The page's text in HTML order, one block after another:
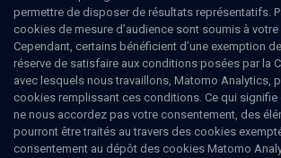
permettre de disposer de résultats représentatifs.
cookies de mesure d’audience sont soumis à
Cependant, certains bénéficient d’une exemption
réserve de satisfaire aux conditions posées par la
avec lesquels nous travaillons, Matomo Analytics,
cookies remplissant ces conditions. Ce qui signifie
ne nous accordez pas votre consentement, des
pourront être traités au travers des cookies
consentement au dépôt des cookies Matomo